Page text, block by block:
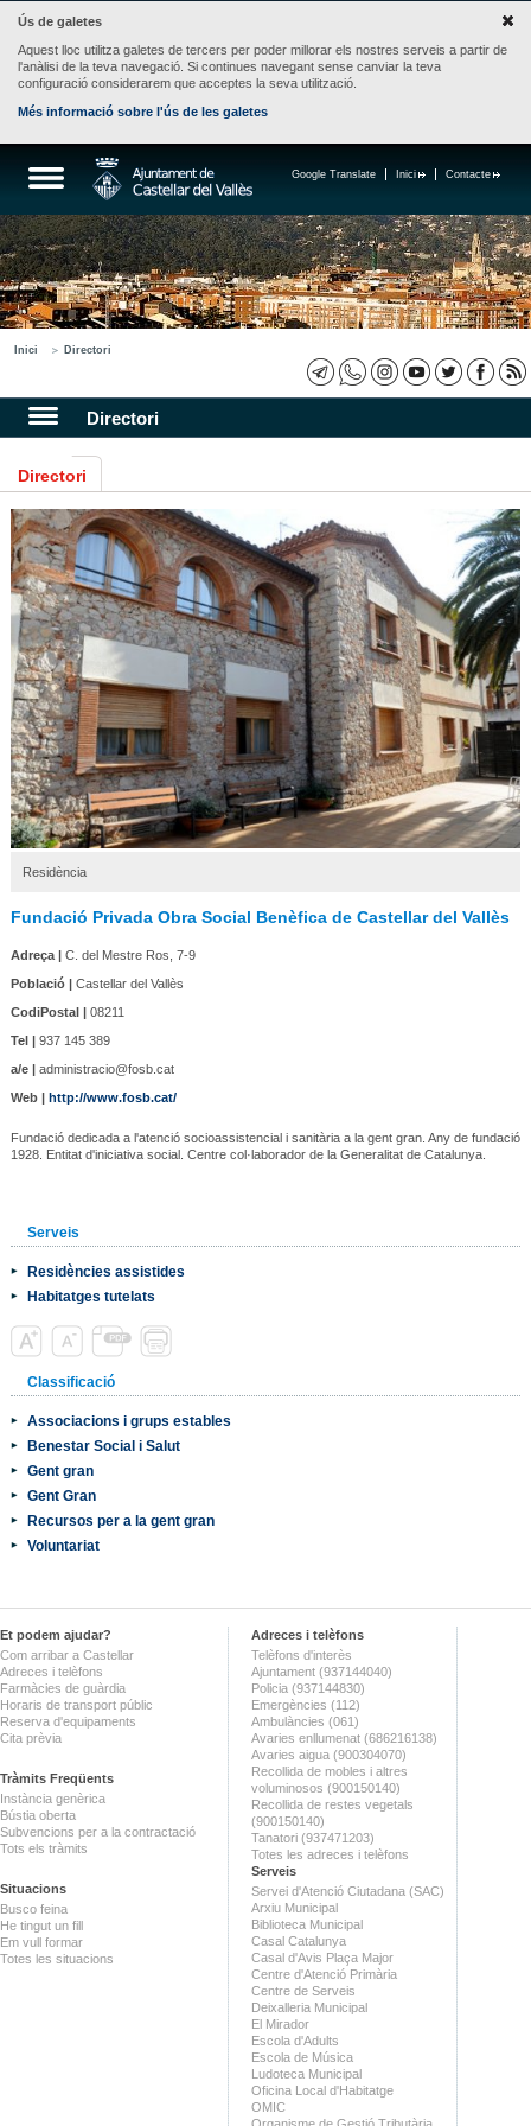
Ús de galetes
Aquest lloc utilitza galetes de tercers per poder millorar els nostres serveis a partir de
l'anàlisi de la teva navegació. Si continues navegant sense canviar la teva
configuració considerarem que acceptes la seva utilització.
Més informació sobre l'ús de les galetes
Contacte
Inici
Google Translate
Inici Directori
Directori
Directori
Residència
Fundació Privada Obra Social Benèfica de Castellar del Vallès
Adreça |C. del Mestre Ros, 7-9
Població |Castellar del Vallès
CodiPostal |08211
Tel |937 145 389
a/e |administracio@fosb.cat
Web | http://www.fosb.cat/
Fundació dedicada a l'atenció socioassistencial i sanitària a la gent gran. Any de fundació
1928. Entitat d'iniciativa social. Centre col·laborador de la Generalitat de Catalunya.
Serveis
Residències assistides
Habitatges tutelats
Classificació
Associacions i grups estables
Benestar Social i Salut
Gent gran
Gent Gran
Recursos per a la gent gran
Voluntariat
Et podem ajudar?
Com arribar a Castellar
Adreces i telèfons
Farmàcies de guàrdia
Horaris de transport públic
Reserva d'equipaments
Cita prèvia
Tràmits Freqüents
Instància genèrica
Bústia oberta
Subvencions per a la contractació
Tots els tràmits
Situacions
Busco feina
He tingut un fill
Em vull formar
Totes les situacions
Adreces i telèfons
Telèfons d'interès
Ajuntament (937144040)
Policia (937144830)
Emergències (112)
Ambulàncies (061)
Avaries enllumenat (686216138)
Avaries aigua (900304070)
Recollida de mobles i altres
voluminosos (900150140)
Recollida de restes vegetals
(900150140)
Tanatori (937471203)
Totes les adreces i telèfons
Serveis
Servei d'Atenció Ciutadana (SAC)
Arxiu Municipal
Biblioteca Municipal
Casal Catalunya
Casal d'Avis Plaça Major
Centre d'Atenció Primària
Centre de Serveis
Deixalleria Municipal
El Mirador
Escola d'Adults
Escola de Música
Ludoteca Municipal
Oficina Local d'Habitatge
OMIC